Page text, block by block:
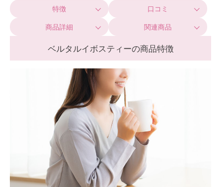
特徴
口コミ
商品詳細
関連商品
ベルタルイボスティーの商品特徴